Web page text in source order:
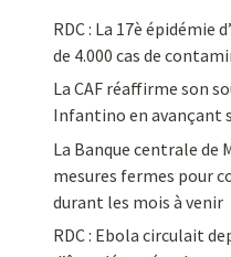
RDC : La 17è épidémie
de 4.000 cas de
La CAF réaffirme son
Infantino en avançant
La Banque centrale de
mesures fermes pour
durant les mois à venir
RDC : Ebola circulait